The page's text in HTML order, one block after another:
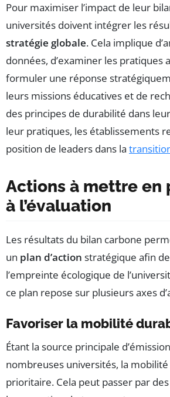
Pour maximiser l’impact de leur
universités doivent intégrer les
stratégie globale. Cela implique
données, d’examiner les pratiques
formuler une réponse
leurs missions éducatives et de
des principes de durabilité dans
leur pratiques, les établissements
position de leaders dans la
Actions à mettre en
à l’évaluation
Les résultats du bilan carbone
un plan d’action stratégique afin
l’empreinte écologique de
ce plan repose sur plusieurs axes
Favoriser la mobilité
Étant la source principale
nombreuses universités, la
prioritaire. Cela peut passer par